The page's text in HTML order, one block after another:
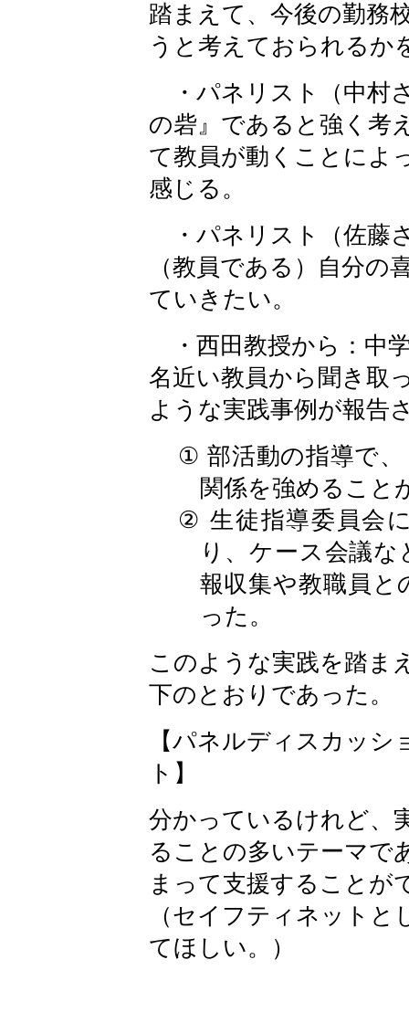
踏まえて、今後の勤務
うと考えておられるか
・パネリスト（中村
の砦』であると強く考
て教員が動くことによ
感じる。
・パネリスト（佐藤
（教員である）自分
ていきたい。
・西田教授から：中
名近い教員から聞き取
ような実践事例が報告
① 部活動の指導で
関係を強めること
② 生徒指導委員会
り、ケース会議
報収集や教職員と
った。
このような実践を踏ま
下のとおりであった。
【パネルディスカッ
ト】
分かっているけれど、
ることの多いテーマで
まって支援することが
（セイフティネット
てほしい。）